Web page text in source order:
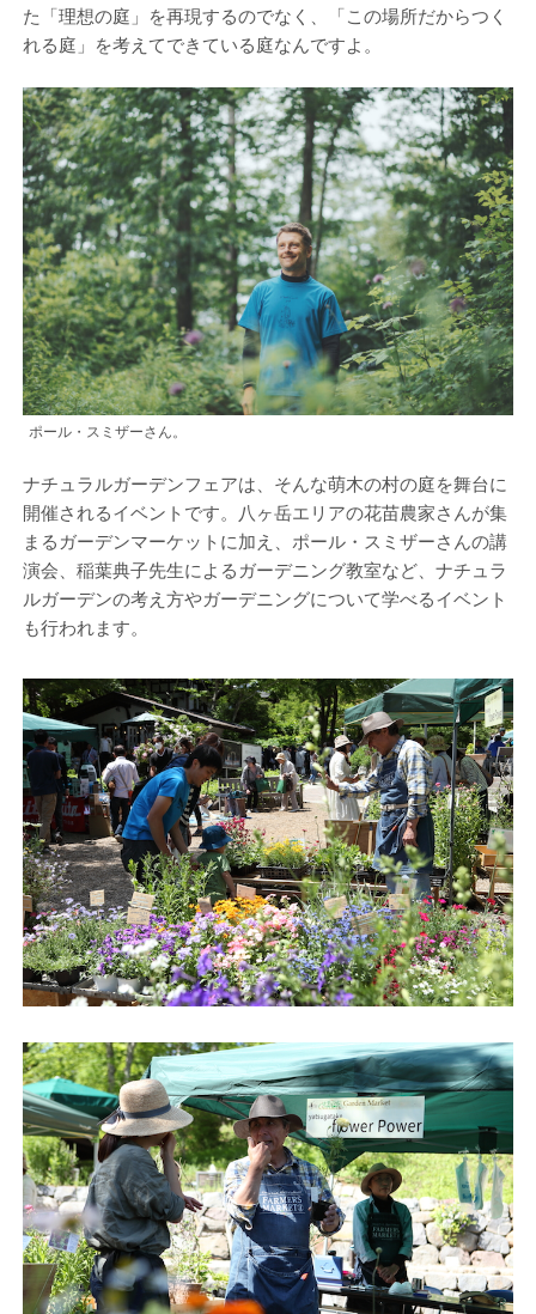
た「理想の庭」を再現するのでなく、「この場所だからつく
れる庭」を考えてできている庭なんですよ。
ポール・スミザーさん。
ナチュラルガーデンフェアは、そんな萌木の村の庭を舞台に
開催されるイベントです。八ヶ岳エリアの花苗農家さんが集
まるガーデンマーケットに加え、ポール・スミザーさんの講
演会、稲葉典子先生によるガーデニング教室など、ナチュラ
ルガーデンの考え方やガーデニングについて学べるイベント
も行われます。